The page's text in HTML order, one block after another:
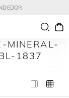
MINERAL-
1837